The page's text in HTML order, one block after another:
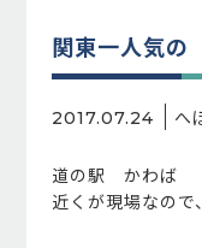
関東一人気の
2017.07.24 へ
道の駅 かわば
近くが現場なので